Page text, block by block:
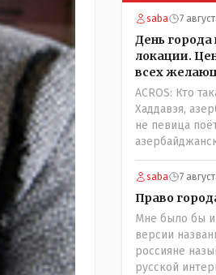
saba 7
День города
локации.
всех
ACROS: Кто
Хаддавэя,
не певица
турецком. У
голоса!
saba 7
Право
Мне было бы
версии
россияне
русской